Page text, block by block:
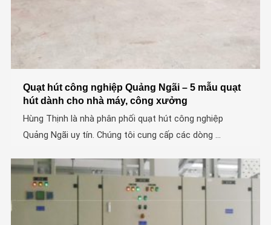
Quạt hút công nghiệp Quảng Ngãi – 5 mẫu quạt
hút dành cho nhà máy, công xưởng
Hùng Thịnh là nhà phân phối quạt hút công nghiệp
Quảng Ngãi uy tín. Chúng tôi cung cấp các dòng ...